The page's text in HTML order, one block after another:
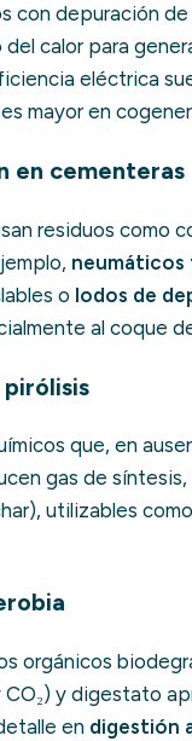
con depuración
calor para
eléctrica
mayor en
en cementeras
residuos como
neumáticos
o lodos de
al coque
que, en
gas de
utilizables
orgánicos
y digestato
en digestión